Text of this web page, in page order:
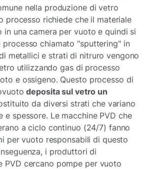
nella produzione di vetro
processo richiede che il materiale
in una camera per vuoto e quindi si
processo chiamato "sputtering" in
metallici e strati di nitruro vengono
utilizzando gas di processo
e ossigeno. Questo processo di
deposita sul vetro un
da diversi strati che variano
e spessore. Le macchine PVD che
a ciclo continuo (24/7) fanno
per vuoto responsabili di questo
i produttori di
PVD cercano pompe per vuoto